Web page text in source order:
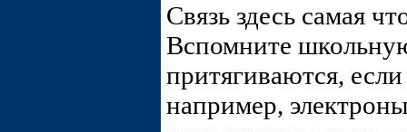
Связь здесь самая
Вспомните
притягиваются,
например,